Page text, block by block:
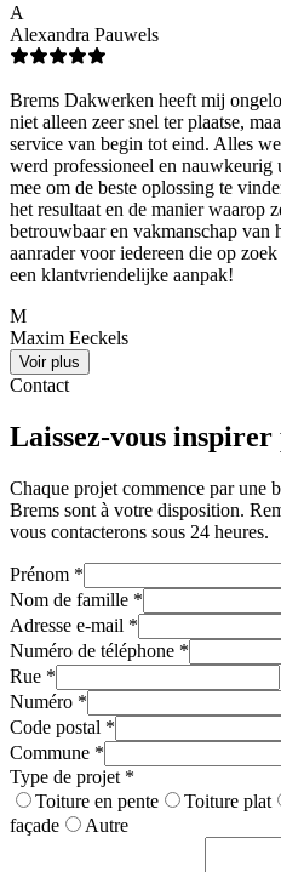
A
Alexandra Pauwels
Brems Dakwerken heeft mij
niet alleen zeer snel ter plaatse,
service van begin tot eind. Alles
werd professioneel en nauwkeurig
mee om de beste oplossing te
het resultaat en de manier waarop
betrouwbaar en vakmanschap van
aanrader voor iedereen die op
een klantvriendelijke aanpak!
M
Maxim Eeckels
Voir plus
Contact
Laissez-vous
Chaque projet commence par une
Brems sont à votre disposition.
vous contacterons sous 24 heures.
Prénom *
Nom de famille *
Adresse e-mail *
Numéro de téléphone *
Rue *
Numéro *
Code postal *
Commune *
Type de projet *
Toiture en pente
Toiture plat
façade
Autre